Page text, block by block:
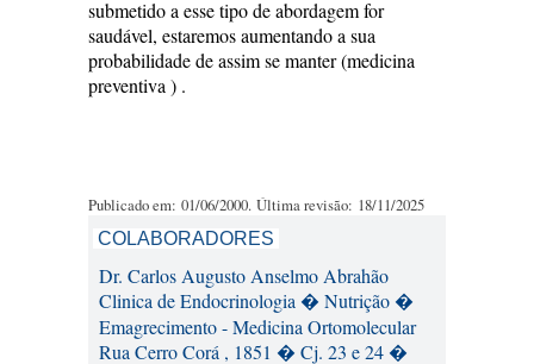
submetido a esse tipo de abordagem for
saudável, estaremos aumentando a sua
probabilidade de assim se manter (medicina
preventiva ) .
Publicado em: 01/06/2000. Última revisão: 18/11/2025
COLABORADORES
Dr. Carlos Augusto Anselmo Abrahão
Clinica de Endocrinologia � Nutrição �
Emagrecimento - Medicina Ortomolecular
Rua Cerro Corá , 1851 � Cj. 23 e 24 �